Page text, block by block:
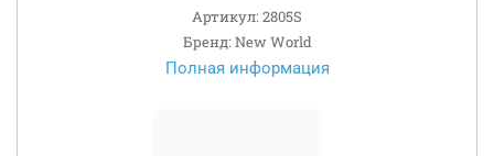
Артикул: 2805S
Бренд: New World
Полная информация